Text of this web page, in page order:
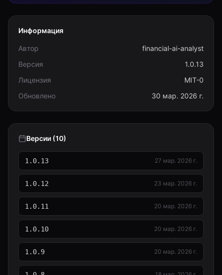
Информация
Автор
financial-ai-analyst
Версия
1.0.13
Лицензия
MIT-0
Обновлено
30 мар. 2026 г.
Версии (10)
1.0.13 27 мар. 2026 г.
1.0.12 23 мар. 2026 г.
1.0.11 20 мар. 2026 г.
1.0.10 20 мар. 2026 г.
1.0.9 20 мар. 2026 г.